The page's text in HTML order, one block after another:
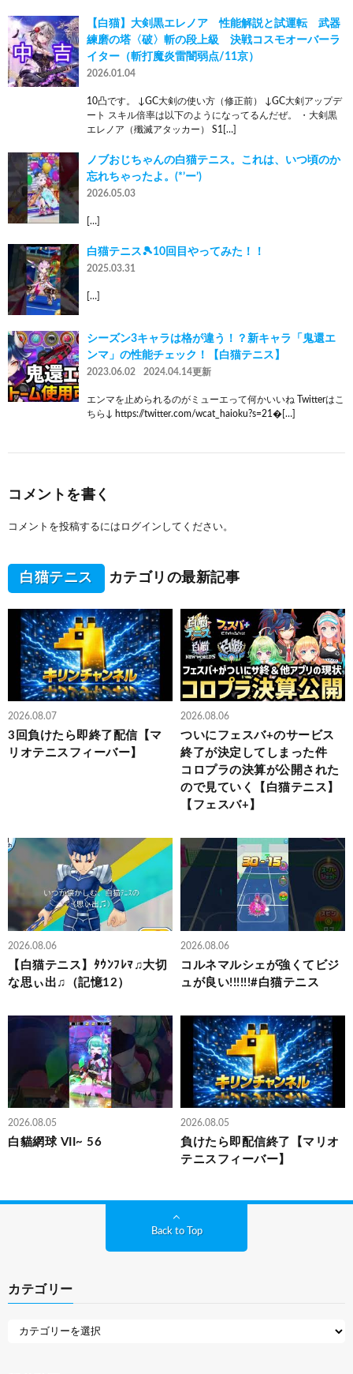
【白猫】大剣黒エレノア 性能解説と試運転 武器
練磨の塔〈破〉斬の段上級 決戦コスモオーバーラ
イター（斬打魔炎雷闇弱点/11京）
2026.01.04
10凸です。 ↓GC大剣の使い方（修正前） ↓GC大剣アップデ
ート スキル倍率は以下のようになってるんだぜ。 ・大剣黒
エレノア（殲滅アタッカー） S1[…]
ノブおじちゃんの白猫テニス。これは、いつ頃のか
忘れちゃったよ。(*’ー’)
2026.05.03
[…]
白猫テニス🎾10回目やってみた！！
2025.03.31
[…]
シーズン3キャラは格が違う！？新キャラ「鬼還エ
ンマ」の性能チェック！【白猫テニス】
2023.06.02 2024.04.14更新
エンマを止められるのがミューエって何かいいね Twitterはこ
ちら↓ https://twitter.com/wcat_haioku?s=21�[…]
コメントを書く
コメントを投稿するには ログイン してください。
白猫テニス カテゴリの最新記事
2026.08.07
3回負けたら即終了配信【マ
リオテニスフィーバー】
2026.08.06
ついにフェスバ+のサービス
終了が決定してしまった件
コロプラの決算が公開された
ので見ていく【白猫テニス】
【フェスバ+】
2026.08.06
【白猫テニス】ﾀｳﾝﾌﾚﾏ♫大切
な思ぃ出♫（記憶12）
2026.08.06
コルネマルシェが強くてビジ
ュが良い!!!!!!#白猫テニス
2026.08.05
白貓網球 VII~ 56
2026.08.05
負けたら即配信終了【マリオ
テニスフィーバー】
Back to Top
カテゴリー